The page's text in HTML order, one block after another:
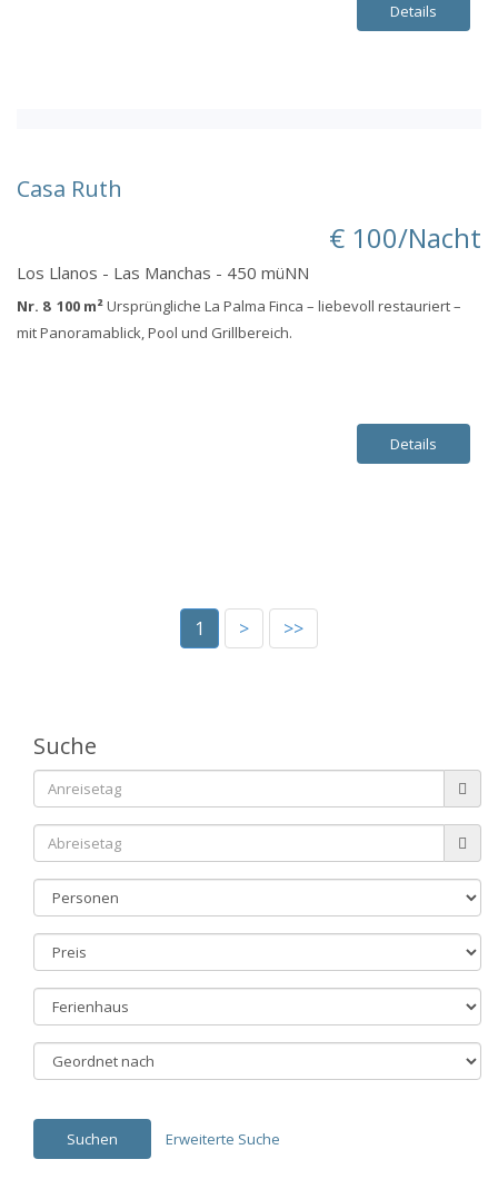
Details
Casa Ruth
€ 100/Nacht
Los Llanos - Las Manchas - 450 müNN
Nr. 8 100 m²Ursprüngliche La Palma Finca – liebevoll restauriert –
mit Panoramablick, Pool und Grillbereich.
Details
1 > >>
Suche
Erweiterte Suche